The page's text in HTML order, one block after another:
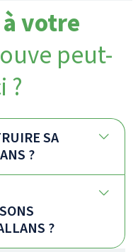
votre
peut-
?
SA
?
?